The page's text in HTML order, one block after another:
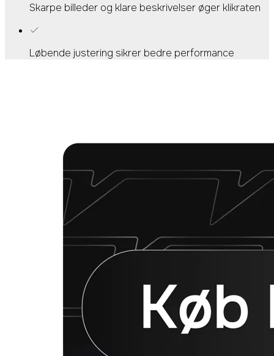
Skarpe billeder og klare beskrivelser øger klikraten
Løbende justering sikrer bedre performance